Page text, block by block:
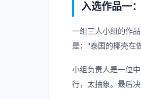
入选作品一
一组三人小组的作
是："泰国的椰壳在
小组负责人是一位
行，太抽象。最后